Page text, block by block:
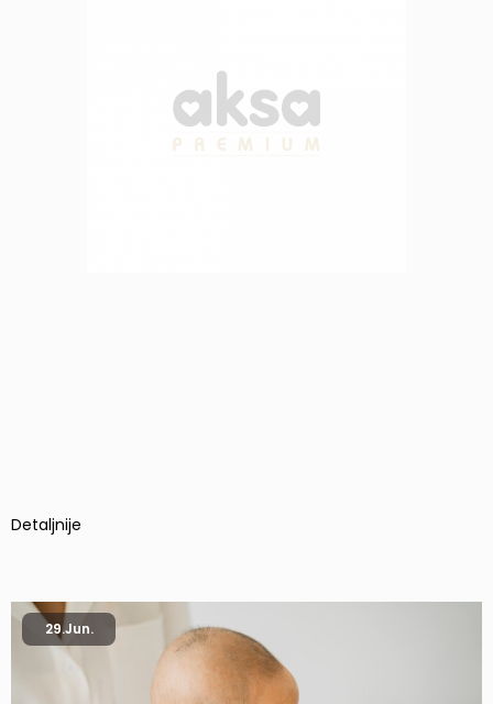
Detaljnije
29.Jun.